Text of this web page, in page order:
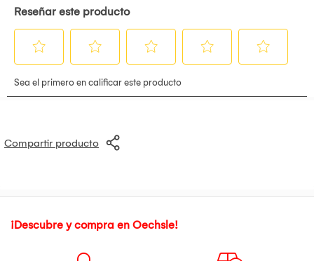
Soporte Maximo Monitores 4
Api Directx 12 Ultimate
Opengl 4.6
Consumo 180 Watt
Conectores Power 1 X 8-Pin Pcie Power 1
Dimensiones 245 X 119 X 42 Mm
Compartir producto
¡Descubre y compra en Oechsle!